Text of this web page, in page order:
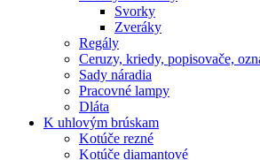
Svorky
Zveráky
Regály
Ceruzy, kriedy, popisovače,
Sady náradia
Pracovné lampy
Dláta
K uhlovým brúskam
Kotúče rezné
Kotúče diamantové